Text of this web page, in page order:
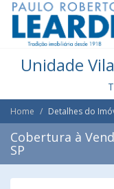
Unidade
Home Detalhes do
Cobertura à
SP